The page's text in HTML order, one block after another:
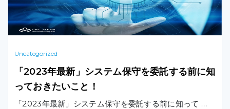
Uncategorized
「2023年最新」システム保守を委託する前に知
っておきたいこと！
「2023年最新」システム保守を委託する前に知って …